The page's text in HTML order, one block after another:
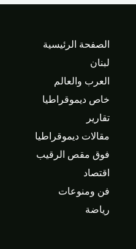
الصفحة الرئيسية
لبنان
العرب والعالم
خاص ديموقراطيا
تقارير
مقالات ديموقراطيا
فوق مقص الرقيب
اقتصاد
فن ومنوعات
رياضة